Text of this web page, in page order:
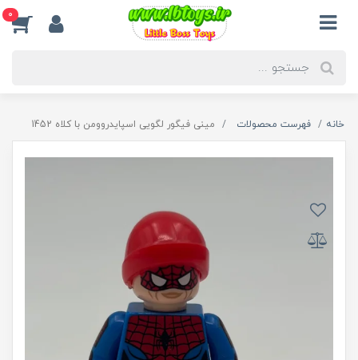
0
خانه فهرست محصولات مینی فیگور لگویی اسپایدروومن با کلاه 1452